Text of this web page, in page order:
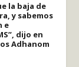
la baja de
y sabemos
e
dijo en
Adhanom